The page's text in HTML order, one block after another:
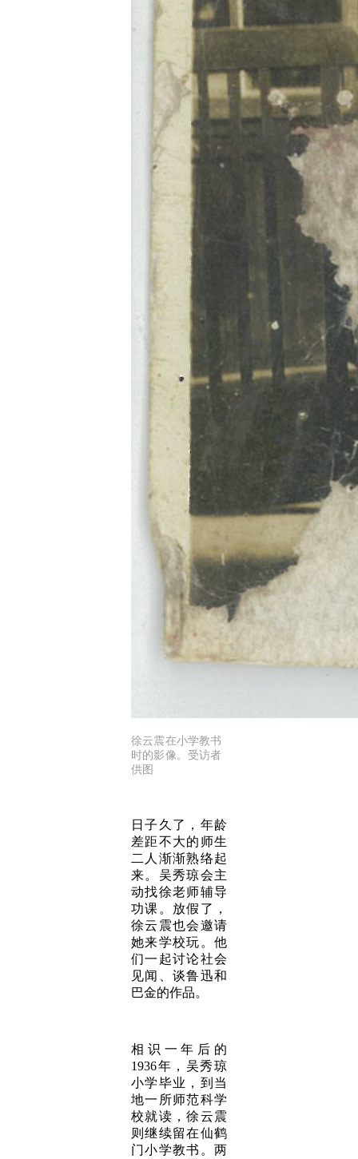
徐云震在小学教书
时的影像。受访者
供图
日子久了，年龄
差距不大的师生
二人渐渐熟络起
来。吴秀琼会主
动找徐老师辅导
功课。放假了，
徐云震也会邀请
她来学校玩。他
们一起讨论社会
见闻、谈鲁迅和
巴金的作品。
相识一年后的
1936年，吴秀琼
小学毕业，到当
地一所师范科学
校就读，徐云震
则继续留在仙鹤
门小学教书。两